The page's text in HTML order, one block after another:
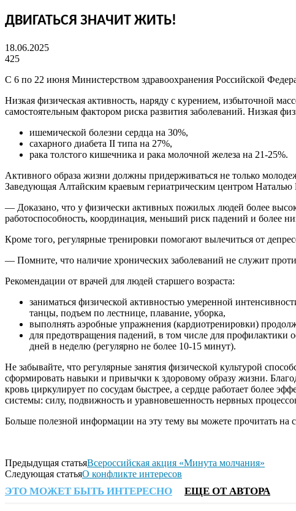
ДВИГАТЬСЯ ЗНАЧИТ ЖИТЬ!
18.06.2025
425
С 6 по 22 июня Министерством здравоохранения Российской
Низкая физическая активность, наряду с курением, избыточной
самостоятельным фактором риска развития заболеваний. Низкая
ишемической болезни сердца на 30%,
сахарного диабета II типа на 27%,
рака толстого кишечника и рака молочной железа на 21-25%.
Активного образа жизни должны придерживаться не только
Заведующая Алтайским краевым гериатрическим центром Наталью
— Доказано, что у физически активных пожилых людей более
работоспособность, координация, меньший риск падений и более
Кроме того, регулярные тренировки помогают вылечиться от
— Помните, что наличие хронических заболеваний не служит
Рекомендации от врачей для людей старшего возраста:
заниматься физической активностью умеренной
танцы, подъем по лестнице, плавание, уборка,
выполнять аэробные упражнения (кардиотренировки)
для предотвращения падений, в том числе для
дней в неделю (регулярно не более 10-15 минут).
Не забывайте, что регулярные занятия физической культурой
сформировать навыки и привычки к здоровому образу жизни.
кровь циркулирует по сосудам быстрее, а сердце работает более
системы: силу, подвижность и уравновешенность нервных
Больше полезной информации на эту тему вы можете прочитать на
Предыдущая статьяВсероссийская акция «Минута молчания»
Следующая статьяО конфликте интересов
ЭТО МОЖЕТ БЫТЬ ИНТЕРЕСНО ЕЩЕ ОТ АВТОРА